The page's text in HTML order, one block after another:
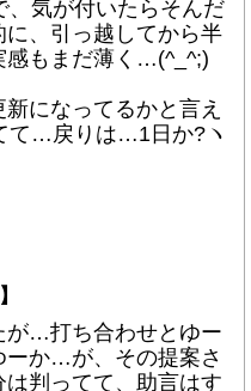
、気が付いたらそんだ
、引っ越してから半
感もまだ薄く…(^_^;)
になってるかと言え
て…戻りは…1日か?ヽ
…打ち合わせとゆー
ーか…が、その提案さ
判ってて、助言はす